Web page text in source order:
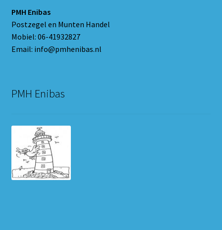
PMH Enibas
Postzegel en Munten Handel
Mobiel: 06-41932827
Email: info@pmhenibas.nl
PMH Enibas